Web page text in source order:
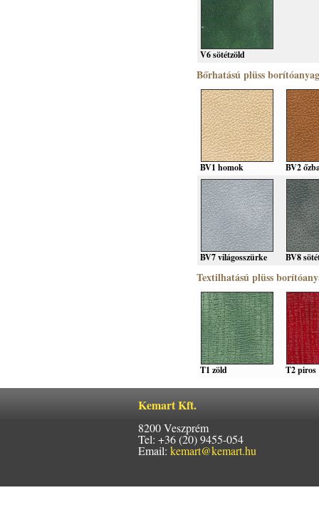
V6 sötétzöld
Bőrhatású plüss
BV1 homok BV2
BV7 világosszürke BV8
Textilhatású plüss
T1 zöld T2 piros
Kemart Kft.
8200 Veszprém
Tel: +36 (20) 9455-054
Email: kemart@kemart.hu